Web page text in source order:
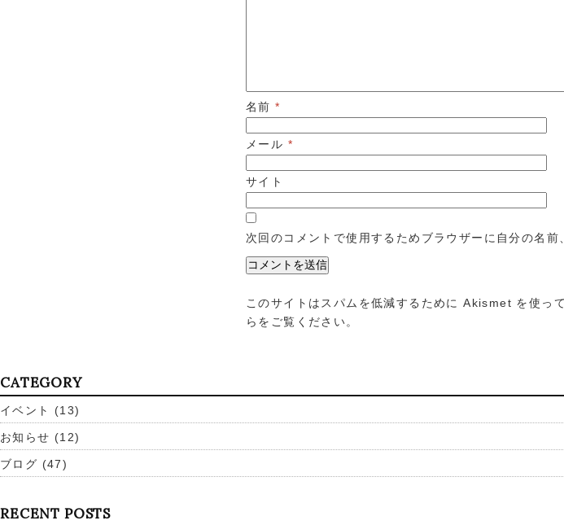
名前*
メール *
サイト
次回のコメントで使用するためブラウザーに自分の名前
このサイトはスパムを低減するために Akismet を使って
らをご覧ください。
CATEGORY
イベント (13)
お知らせ (12)
ブログ (47)
RECENT POSTS